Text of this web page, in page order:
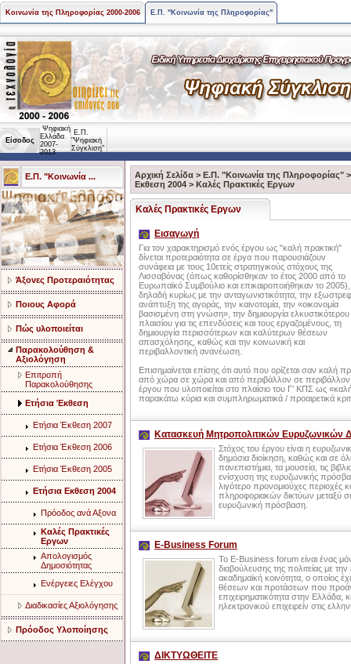
Κοινωνία της Πληροφορίας 2000-2006 Ε.Π. "Κοινωνία της Πληροφορίας"
Είσοδος
Ψηφιακή
Ελλάδα
2007-
2013
Ε.Π.
"Ψηφιακή
Σύγκλιση"
Ε.Π. "Κοινωνία ...
Άξονες Προτεραιότητας
Ποιους Αφορά
Πώς υλοποιείται
Παρακολούθηση &
Αξιολόγηση
Επιτροπή
Παρακολούθησης
Ετήσια Έκθεση
Ετήσια Έκθεση 2007
Ετήσια Έκθεση 2006
Ετήσια Έκθεση 2005
Ετήσια Εκθεση 2004
Πρόοδος ανά Αξονα
Καλές Πρακτικές
Εργων
Απολογισμός
Δημοσιότητας
Ενέργειες Ελέγχου
Διαδικασίες Αξιολόγησης
Πρόοδος Υλοποίησης
Αρχική Σελίδα > Ε.Π. "Κοινωνία της Πληροφορίας"
Εκθεση 2004 > Καλές Πρακτικές Εργων
Καλές Πρακτικές Εργων
Εισαγωγή
Για τον χαρακτηρισμό ενός έργου ως "καλή πρακτική"
δίνεται προτεραιότητα σε έργα που παρουσιάζουν
συνάφεια με τους 10ετείς στρατηγικούς στόχους της
Λισσαβόνας (όπως καθορίσθηκαν το έτος 2000 από το
Ευρωπαϊκό Συμβούλιο και επικαιροποιήθηκαν το 2005),
δηλαδή κυρίως με την ανταγωνιστικότητα, την
ανάπτυξη της αγοράς, την καινοτομία, την «οικονομία
βασισμένη στη γνώση», την δημιουργία ελκυστικότερου
πλαισίου για τις επενδύσεις και τους εργαζομένους, τη
δημιουργία περισσότερων και καλύτερων θέσεων
απασχόλησης, καθώς και την κοινωνική και
περιβαλλοντική ανανέωση.
Επισημαίνεται επίσης ότι αυτό που ορίζεται σαν καλή
από χώρα σε χώρα και από περιβάλλον σε περιβάλλον.
έργου που υλοποιείται στο πλαίσιο του Γ’ ΚΠΣ ως
παρακάτω κύρια και συμπληρωματικά / προαιρετικά
Κατασκευή Μητροπολιτικών Ευρυζωνικών
Στόχος του έργου είναι η
δημόσια διοίκηση, καθώς και σε
πανεπιστήμια, τα μουσεία, τις
ενίσχυση της ευρυζωνικής
λιγότερο προνομιούχες περιοχές
πληροφοριακών δικτύων μεταξύ
ευρυζωνική πρόσβαση.
E-Βusiness Forum
Το E-Business forum είναι ένας
διαβούλευσης της πολιτείας με την
ακαδημαϊκή κοινότητα, ο οποίος
θέσεων και προτάσεων που
επιχειρηματικότητα στην Ελλάδα,
ηλεκτρονικού επιχειρείν στις
ΔΙΚΤΥΩΘΕΙΤΕ